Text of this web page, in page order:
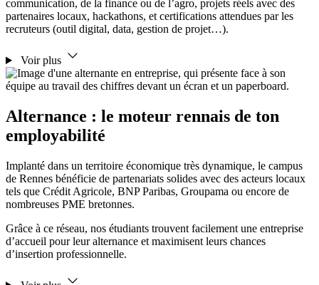
communication, de la finance ou de l’agro, projets réels avec des
partenaires locaux, hackathons, et certifications attendues par les
recruteurs (outil digital, data, gestion de projet…).
Voir plus
Alternance : le moteur rennais de ton
employabilité
Implanté dans un territoire économique très dynamique, le campus
de Rennes bénéficie de partenariats solides avec des acteurs locaux
tels que Crédit Agricole, BNP Paribas, Groupama ou encore de
nombreuses PME bretonnes.
Grâce à ce réseau, nos étudiants trouvent facilement une entreprise
d’accueil pour leur alternance et maximisent leurs chances
d’insertion professionnelle.